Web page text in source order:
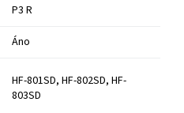
P3 R
Áno
HF-801SD, HF-802SD, HF-
803SD